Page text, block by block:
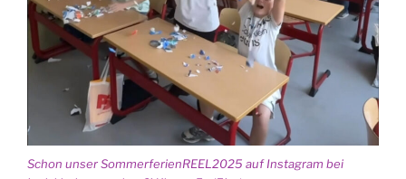
Schon unser SommerferienREEL2025 auf Insta­gram bei